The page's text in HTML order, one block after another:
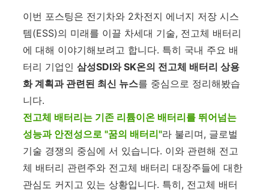
이번 포스팅은 전기차와 2차전지 에너지 저장 시스
템(ESS)의 미래를 이끌 차세대 기술, 전고체 배터리
에 대해 이야기해보려고 합니다. 특히 국내 주요 배
터리 기업인 삼성SDI와 SK온의 전고체 배터리 상용
화 계획과 관련된 최신 뉴스를 중심으로 정리해봤습
니다.
전고체 배터리는 기존 리튬이온 배터리를 뛰어넘는
성능과 안전성으로 "꿈의 배터리"라 불리며, 글로벌
기술 경쟁의 중심에 서 있습니다. 이와 관련해 전고
체 배터리 관련주와 전고체 배터리 대장주들에 대한
관심도 커지고 있는 상황입니다. 특히, 전고체 배터